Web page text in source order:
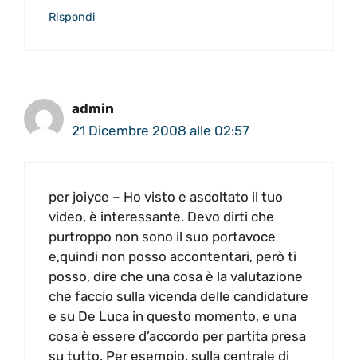
Rispondi
admin
21 Dicembre 2008 alle 02:57
per joiyce – Ho visto e ascoltato il tuo
video, è interessante. Devo dirti che
purtroppo non sono il suo portavoce
e,quindi non posso accontentari, però ti
posso, dire che una cosa è la valutazione
che faccio sulla vicenda delle candidature
e su De Luca in questo momento, e una
cosa è essere d’accordo per partita presa
su tutto. Per esempio, sulla centrale di